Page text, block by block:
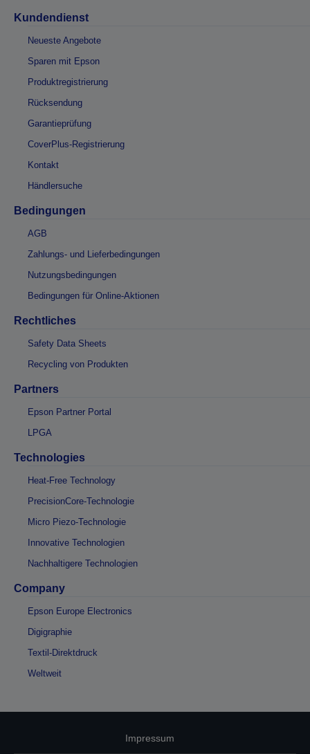
Kundendienst
Neueste Angebote
Sparen mit Epson
Produktregistrierung
Rücksendung
Garantieprüfung
CoverPlus-Registrierung
Kontakt
Händlersuche
Bedingungen
AGB
Zahlungs- und Lieferbedingungen
Nutzungsbedingungen
Bedingungen für Online-Aktionen
Rechtliches
Safety Data Sheets
Recycling von Produkten
Partners
Epson Partner Portal
LPGA
Technologies
Heat-Free Technology
PrecisionCore-Technologie
Micro Piezo-Technologie
Innovative Technologien
Nachhaltigere Technologien
Company
Epson Europe Electronics
Digigraphie
Textil-Direktdruck
Weltweit
Impressum